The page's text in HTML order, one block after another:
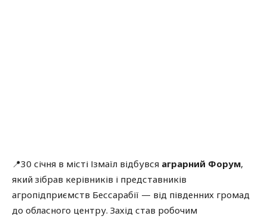
📍30 січня в місті Ізмаїл відбувся аграрний Форум,
який зібрав керівників і представників
агропідприємств Бессарабії — від південних громад
до обласного центру. Захід став робочим